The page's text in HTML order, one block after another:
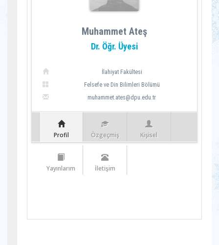
Muhammet Ateş
Dr. Öğr. Üyesi
İlahiyat Fakültesi
Felsefe ve Din Bilimleri Bölümü
muhammet.ates@dpu.edu.tr
Profil Özgeçmiş Kişisel
Yayınlarım İletişim